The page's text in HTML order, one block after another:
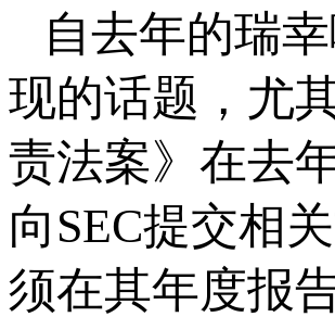
自去年的瑞
现的话题，尤
责法案》在去
向SEC提交相
须在其年度报